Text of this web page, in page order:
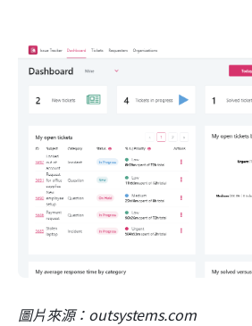
圖片來源：outsystems.com